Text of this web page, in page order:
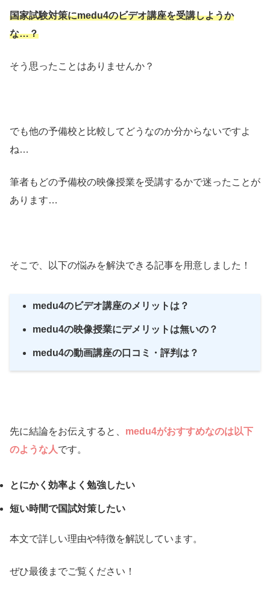
国家試験対策にmedu4のビデオ講座を受講しようか
な…？
そう思ったことはありませんか？
でも他の予備校と比較してどうなのか分からないですよ
ね…
筆者もどの予備校の映像授業を受講するかで迷ったことが
あります…
そこで、以下の悩みを解決できる記事を用意しました！
medu4のビデオ講座のメリット は？
medu4の映像授業にデメリットは無いの？
medu4の動画講座の口コミ・評判は？
先に結論をお伝えすると、 medu4がおすすめなのは以下
のような人です。
とにかく効率よく勉強したい
短い時間で国試対策したい
本文で詳しい理由や特徴を解説しています。
ぜひ最後までご覧ください！